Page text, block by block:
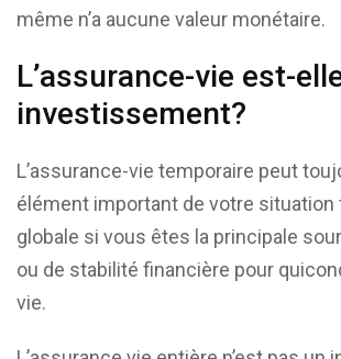
même n’a aucune valeur monétaire.
L’assurance-vie est-
investissement?
L’assurance-vie temporaire peut
élément important de votre situation
globale si vous êtes la principale
ou de stabilité financière pour
vie.